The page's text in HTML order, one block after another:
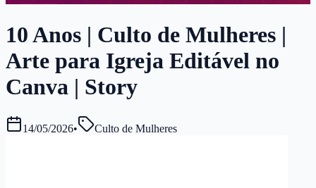
10 Anos | Culto de Mulheres |
Arte para Igreja Editável no
Canva | Story
14/05/2026• Culto de Mulheres